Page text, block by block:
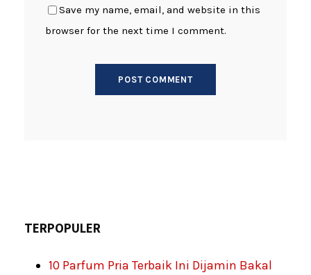
Save my name, email, and website in this
browser for the next time I comment.
TERPOPULER
10 Parfum Pria Terbaik Ini Dijamin Bakal